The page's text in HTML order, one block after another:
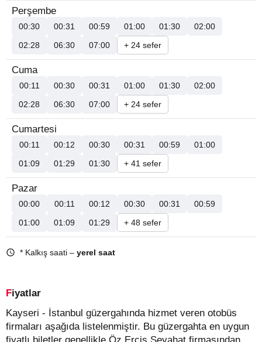
Perşembe
00:30 00:31 00:59 01:00 01:30
02:00
02:28
06:30 07:00 + 24 sefer
Cuma
00:11 00:30 00:31 01:00 01:30
02:00
02:28
06:30 07:00 + 24 sefer
Cumartesi
00:11 00:12 00:30 00:31 00:59
01:00
01:09
01:29 01:30 + 41 sefer
Pazar
00:00 00:11 00:12 00:30 00:31
00:59
01:00
01:09 01:29 + 48 sefer
* Kalkış saati – yerel saat
Fiyatlar
Kayseri - İstanbul güzergahında hizmet veren otobüs
firmaları aşağıda listelenmiştir. Bu güzergahta en uygun